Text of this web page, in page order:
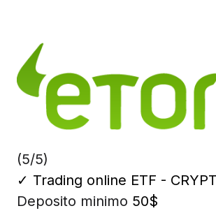
(5/5)
✓ Trading online ETF -
Deposito minimo 50$